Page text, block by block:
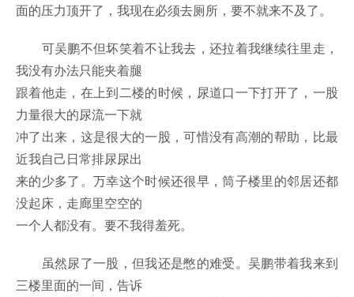
面的压力顶开了，我现在必须去厕所，要不就来不及了。
可吴鹏不但坏笑着不让我去，还拉着我继续往里走，
我没有办法只能夹着腿
跟着他走，在上到二楼的时候，尿道口一下打开了，一股
力量很大的尿流一下就
冲了出来，这是很大的一股，可惜没有高潮的帮助，比最
近我自己日常排尿尿出
来的少多了。万幸这个时候还很早，筒子楼里的邻居还都
没起床，走廊里空空的
一个人都没有。要不我得羞死。
虽然尿了一股，但我还是憋的难受。吴鹏带着我来到
三楼里面的一间，告诉